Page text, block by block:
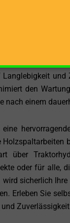
aufrechten
ist
und stabil,
den
einem
über
oder für alle,
sicherlich
Erleben Sie